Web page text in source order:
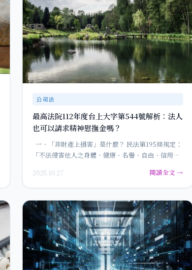
公司法
最高法院112年度台上大字第544號解析：法人
也可以請求精神慰撫金嗎？
一、「非財產上損害」是什麼？ 民法第195條規定：
「不法侵害他人之身體、健康、名譽、自由、信用、
2025.10.27 閱讀全文 →